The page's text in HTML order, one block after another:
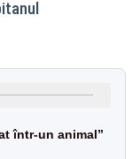
într-un animal”